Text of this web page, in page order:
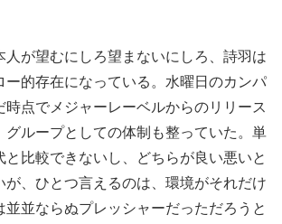
人が望むにしろ望まないにしろ、詩羽は
ー的存在になっている。水曜日のカンパ
時点でメジャーレーベルからのリリース
グループとしての体制も整っていた。単
比較できないし、どちらが良い悪いと
が、ひとつ言えるのは、環境がそれだけ
並ならぬプレッシャーだっただろうと